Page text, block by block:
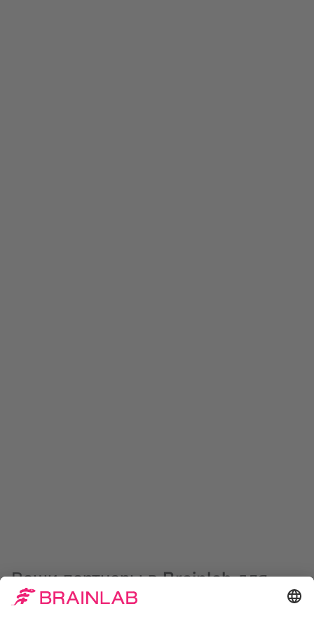
Ваши партнеры в Brainlab для
клинической и научной